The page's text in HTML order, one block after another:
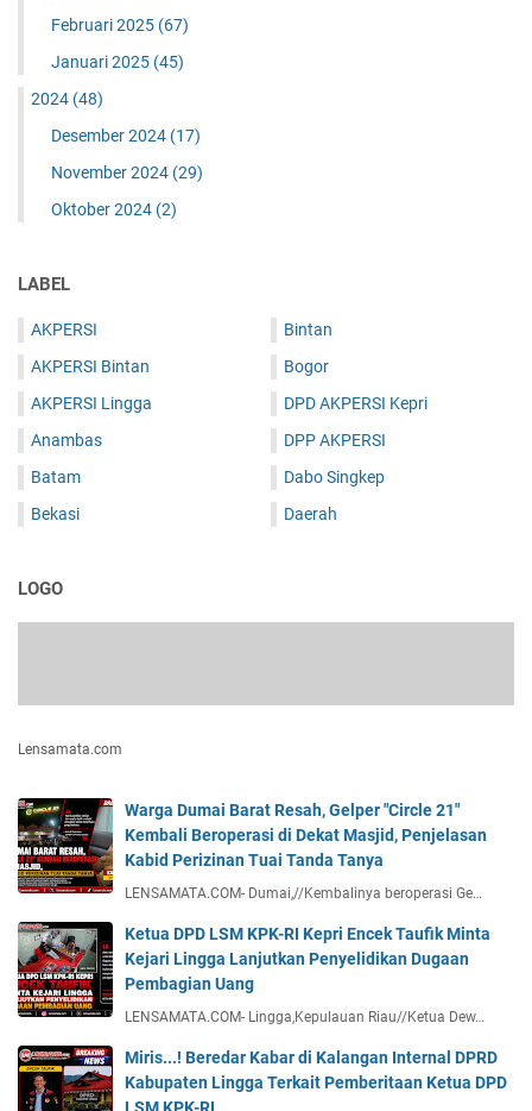
Februari 2025 (67)
Januari 2025 (45)
2024 (48)
Desember 2024 (17)
November 2024 (29)
Oktober 2024 (2)
LABEL
AKPERSI
AKPERSI Bintan
AKPERSI Lingga
Anambas
Batam
Bekasi
Bintan
Bogor
DPD AKPERSI Kepri
DPP AKPERSI
Dabo Singkep
Daerah
LOGO
Lensamata.com
Warga Dumai Barat Resah, Gelper "Circle 21"
Kabid Perizinan Tuai Tanda Tanya
LENSAMATA.COM- Dumai,//Kembalinya beroperasi Ge…